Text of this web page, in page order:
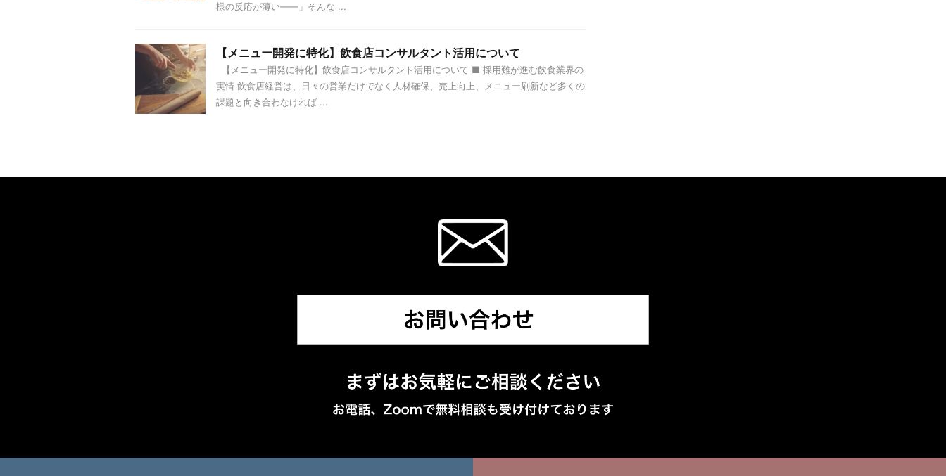
様の反応が薄い——」そんな ...
【メニュー開発に特化】飲食店コンサルタント活用について
【メニュー開発に特化】飲食店コンサルタント活用について ■ 採用難が進む飲食業界の
実情 飲食店経営は、日々の営業だけでなく人材確保、売上向上、メニュー刷新など多くの
課題と向き合わなければ ...